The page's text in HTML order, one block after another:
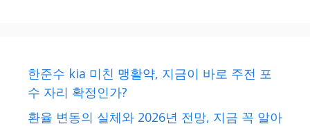
한준수 kia 미친 맹활약, 지금이 바로 주전 포
수 자리 확정인가?
환율 변동의 실체와 2026년 전망, 지금 꼭 알아